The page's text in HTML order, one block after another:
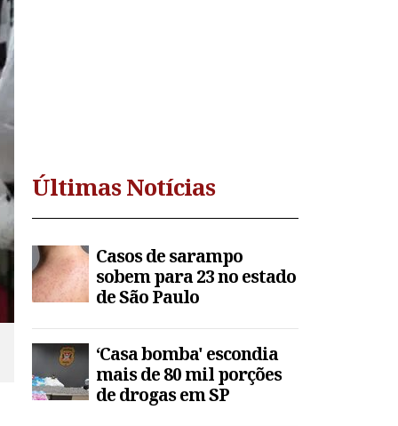
Últimas Notícias
Casos de sarampo
sobem para 23 no estado
de São Paulo
‘Casa bomba' escondia
mais de 80 mil porções
de drogas em SP